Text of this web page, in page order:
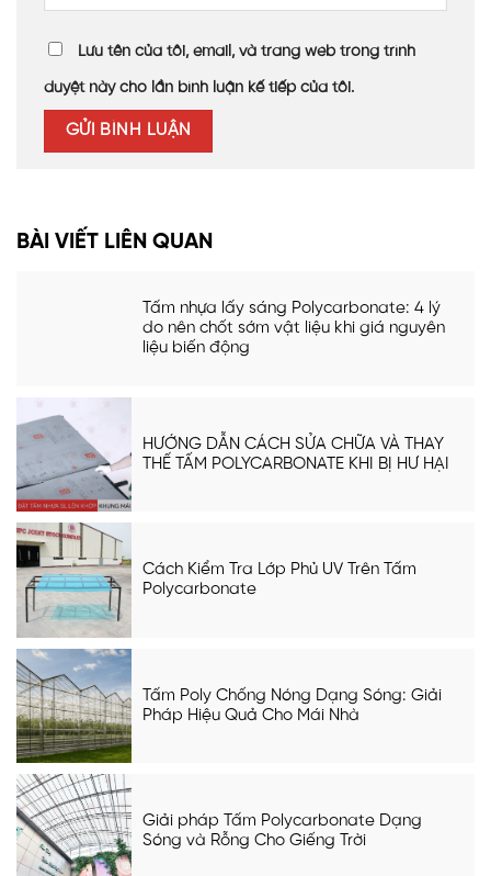
Lưu tên của tôi, email, và trang web trong trình
duyệt này cho lần bình luận kế tiếp của tôi.
BÀI VIẾT LIÊN QUAN
Tấm nhựa lấy sáng Polycarbonate: 4 lý
do nên chốt sớm vật liệu khi giá nguyên
liệu biến động
HƯỚNG DẪN CÁCH SỬA CHỮA VÀ THAY
THẾ TẤM POLYCARBONATE KHI BỊ HƯ HẠI
Cách Kiểm Tra Lớp Phủ UV Trên Tấm
Polycarbonate
Tấm Poly Chống Nóng Dạng Sóng: Giải
Pháp Hiệu Quả Cho Mái Nhà
Giải pháp Tấm Polycarbonate Dạng
Sóng và Rỗng Cho Giếng Trời